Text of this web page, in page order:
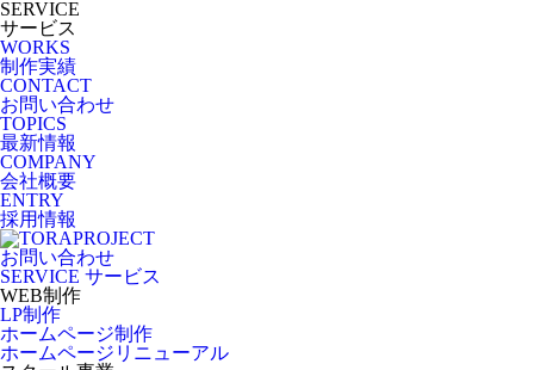
SERVICE
サービス
WORKS
制作実績
CONTACT
お問い合わせ
TOPICS
最新情報
COMPANY
会社概要
ENTRY
採用情報
お問い合わせ
SERVICE サービス
WEB制作
LP制作
ホームページ制作
ホームページリニューアル